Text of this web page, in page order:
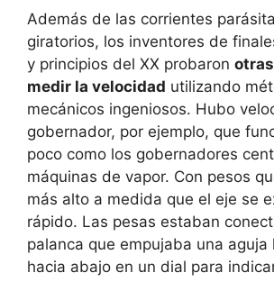
Además de las corrientes
giratorios, los inventores de
y principios del XX probaron
medir la velocidad utilizando
mecánicos ingeniosos. Hubo
gobernador, por ejemplo, que
poco como los gobernadores
máquinas de vapor. Con pesos
más alto a medida que el eje se
rápido. Las pesas estaban
palanca que empujaba una aguja
hacia abajo en un dial para